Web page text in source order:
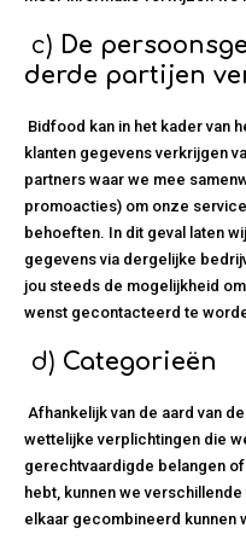
c) De
derde partijen
Bidfood kan in het kader van
klanten gegevens verkrijgen
partners waar we mee
promoacties) om onze
behoeften. In dit geval laten
gegevens via dergelijke
jou steeds de mogelijkheid
wenst gecontacteerd te
d) Categorieën
Afhankelijk van de aard van
wettelijke verplichtingen die
gerechtvaardigde belangen
hebt, kunnen we
elkaar gecombineerd kunnen